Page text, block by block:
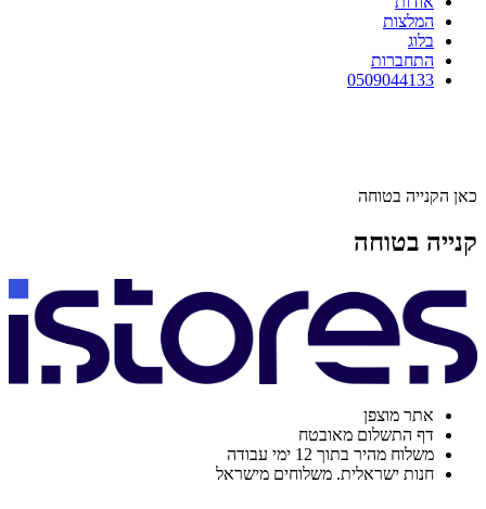
המלצות
בלוג
התחברות
0509044133
כאן הקנייה בטוחה
קנייה בטוחה
אתר מוצפן
דף התשלום מאובטח
משלוח מהיר בתוך 12 ימי עבודה
חנות ישראלית. משלוחים מישראל